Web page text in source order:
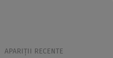
APARIȚII RECENTE